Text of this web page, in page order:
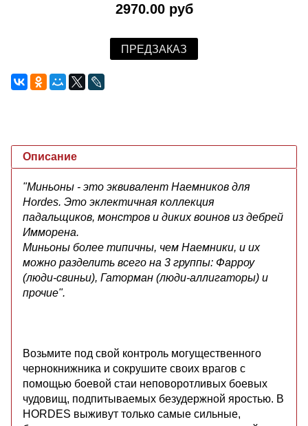
2970.00 руб
ПРЕДЗАКАЗ
Описание
"Миньоны - это эквивалент Наемников для
Hordes. Это эклектичная коллекция
падальщиков, монстров и диких воинов из дебрей
Имморена.
Миньоны более типичны, чем Наемники, и их
можно разделить всего на 3 группы: Фарроу
(люди-свиньи), Гаторман (люди-аллигаторы) и
прочие".
Возьмите под свой контроль могущественного
чернокнижника и сокрушите своих врагов с
помощью боевой стаи неповоротливых боевых
чудовищ, подпитываемых безудержной яростью. В
HORDES выживут только самые сильные,